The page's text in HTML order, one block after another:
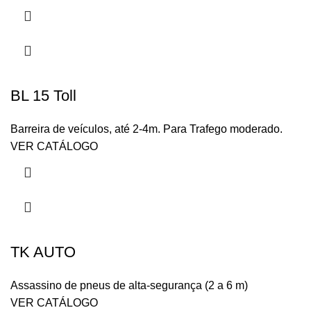
BL 15 Toll
Barreira de veículos, até 2-4m. Para Trafego moderado.
VER CATÁLOGO
TK AUTO
Assassino de pneus de alta-segurança (2 a 6 m)
VER CATÁLOGO